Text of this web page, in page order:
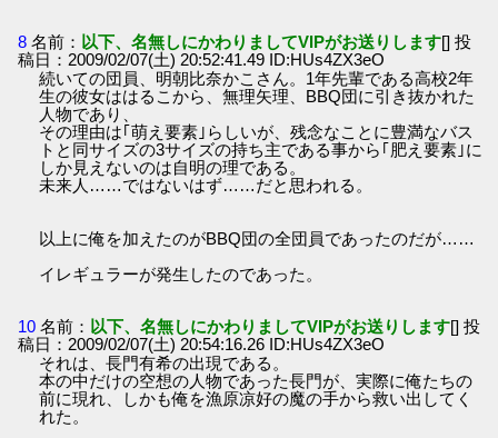
8 名前： 以下、名無しにかわりましてVIPがお送りします[] 投
稿日：2009/02/07(土) 20:52:41.49 ID:HUs4ZX3eO
続いての団員、明朝比奈かこさん。1年先輩である高校2年
生の彼女ははるこから、無理矢理、BBQ団に引き抜かれた
人物であり、
その理由は｢萌え要素｣らしいが、残念なことに豊満なバス
トと同サイズの3サイズの持ち主である事から｢肥え要素｣に
しか見えないのは自明の理である。
未来人……ではないはず……だと思われる。
以上に俺を加えたのがBBQ団の全団員であったのだが……
イレギュラーが発生したのであった。
10 名前： 以下、名無しにかわりましてVIPがお送りします[] 投
稿日：2009/02/07(土) 20:54:16.26 ID:HUs4ZX3eO
それは、長門有希の出現である。
本の中だけの空想の人物であった長門が、実際に俺たちの
前に現れ、しかも俺を漁原凉好の魔の手から救い出してく
れた。